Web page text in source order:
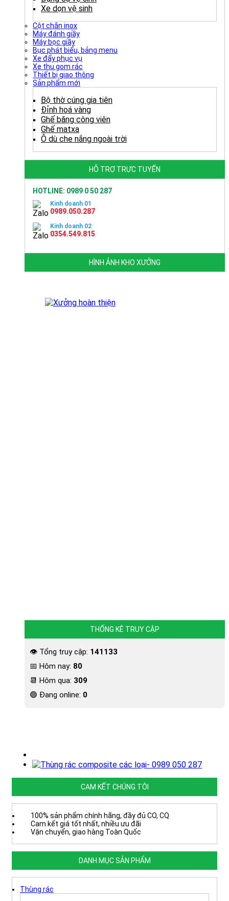
Xe dọn vệ sinh
Cột chắn inox
Máy đánh giầy
Máy bọc giầy
Bục phát biểu, bảng menu
Xe đẩy phục vụ
Xe thu gom rác
Thiết bị giao thông
Sản phẩm mới
Bộ thờ cúng gia tiên
Đỉnh hoá vàng
Ghế băng công viên
Ghế matxa
Ô dù che nắng ngoài trời
HỖ TRỢ TRỰC TUYẾN
HOTLINE: 0989 0 50 287
Kinh doanh 01
0989.050.287
Kinh doanh 02
0354.549.815
HÌNH ẢNH KHO XƯỞNG
THỐNG KÊ TRUY CẬP
👁 Tổng truy cập: 141133
📅 Hôm nay: 80
📆 Hôm qua: 309
🟢 Đang online: 0
CAM KẾT CHÚNG TÔI
100% sản phẩm chính hãng, đầy đủ CO, CQ
Cam kết giá tốt nhất, nhiều ưu đãi
Vận chuyển, giao hàng Toàn Quốc
DANH MỤC SẢN PHẨM
Thùng rác